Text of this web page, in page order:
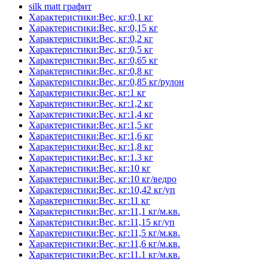
silk matt графит
Характеристики:Вес, кг:0,1 кг
Характеристики:Вес, кг:0,15 кг
Характеристики:Вес, кг:0,2 кг
Характеристики:Вес, кг:0,5 кг
Характеристики:Вес, кг:0,65 кг
Характеристики:Вес, кг:0,8 кг
Характеристики:Вес, кг:0,85 кг/рулон
Характеристики:Вес, кг:1 кг
Характеристики:Вес, кг:1,2 кг
Характеристики:Вес, кг:1,4 кг
Характеристики:Вес, кг:1,5 кг
Характеристики:Вес, кг:1,6 кг
Характеристики:Вес, кг:1,8 кг
Характеристики:Вес, кг:1.3 кг
Характеристики:Вес, кг:10 кг
Характеристики:Вес, кг:10 кг/ведро
Характеристики:Вес, кг:10,42 кг/уп
Характеристики:Вес, кг:11 кг
Характеристики:Вес, кг:11,1 кг/м.кв.
Характеристики:Вес, кг:11,15 кг/уп
Характеристики:Вес, кг:11,5 кг/м.кв.
Характеристики:Вес, кг:11,6 кг/м.кв.
Характеристики:Вес, кг:11.1 кг/м.кв.